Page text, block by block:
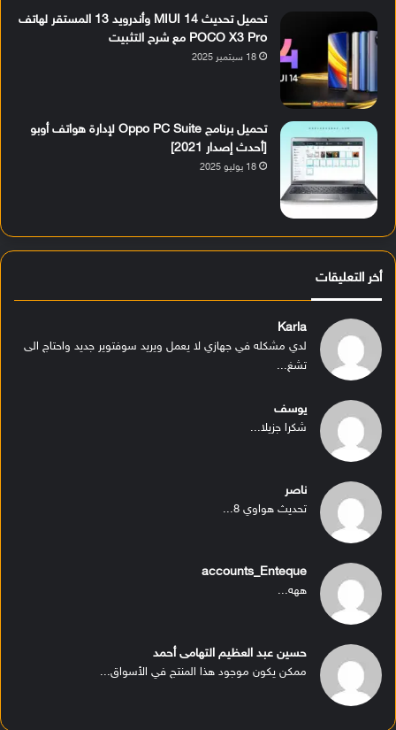
تحميل تحديث MIUI 14 وأندرويد 13 المستقر لهاتف
POCO X3 Pro مع شرح التثبيت
18 سبتمبر 2025
تحميل برنامج Oppo PC Suite لإدارة هواتف أوبو
[أحدث إصدار 2021]
18 يوليو 2025
أخر التعليقات
Karla
لدي مشكله في جهازي لا يعمل ويريد سوفتوير جديد واحتاج الى
تشغ...
يوسف
شكرا جزيلا...
ناصر
تحديث هواوي 8...
accounts_Enteque
ههه...
حسين عبد العظيم التهامى أحمد
ممكن يكون موجود هذا المنتج في الأسواق...